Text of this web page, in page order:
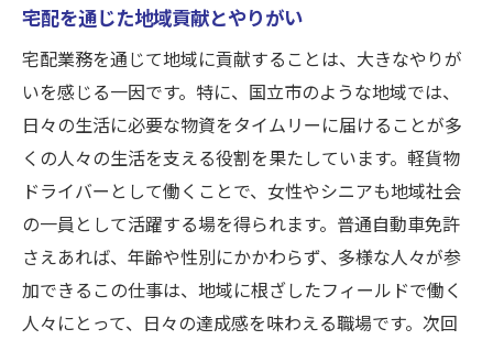
宅配を通じた地域貢献とやりがい
宅配業務を通じて地域に貢献することは、大きなやりが
いを感じる一因です。特に、国立市のような地域では、
日々の生活に必要な物資をタイムリーに届けることが多
くの人々の生活を支える役割を果たしています。軽貨物
ドライバーとして働くことで、女性やシニアも地域社会
の一員として活躍する場を得られます。普通自動車免許
さえあれば、年齢や性別にかかわらず、多様な人々が参
加できるこの仕事は、地域に根ざしたフィールドで働く
人々にとって、日々の達成感を味わえる職場です。次回